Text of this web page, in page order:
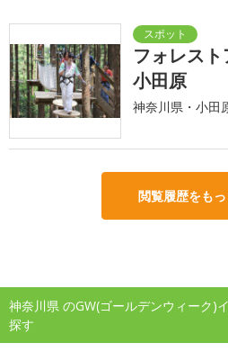
フォレスト
小田原
神奈川県・小田
閲覧履歴をも
神奈川県 のGW(ゴールデンウィーク)
探す